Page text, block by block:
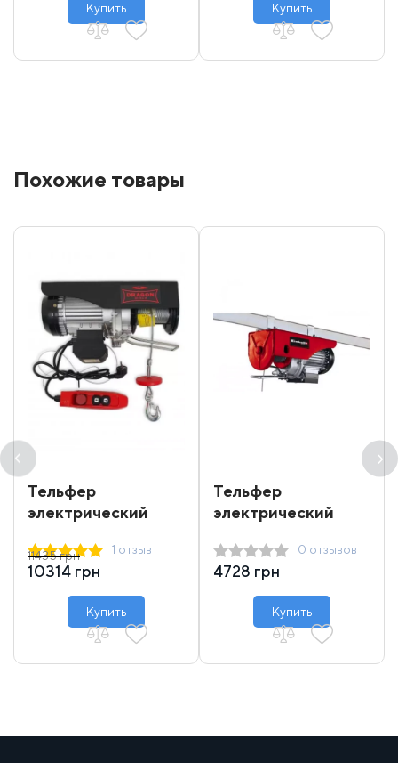
Купить Купить
Похожие товары
Тельфер
электрический
400/800
1 отзыв
10314 грн
11435 грн
Купить
Тельфер
электрический
0 отзывов
4728 грн
Купить